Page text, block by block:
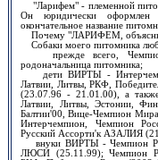
"Ларифем" - племенной
Он юридически
окончательное название
Почему "ЛАРИФЕМ,
Собаки моего питомника
прежде всего,
родоначальница питомника;
дети ВИРТЫ -
Латвии, Литвы, РКФ,
(23.07.96 - 21.01.00), а
Латвии, Литвы, Эстонии,
Балтии'00, Вице-Чемпион
Интерчемпион, Чемпион
Русский Ассорти'к АЗАЛИЯ
внуки ВИРТЫ - Чемпион
ЛЮСИ (25.11.99); Чемпион